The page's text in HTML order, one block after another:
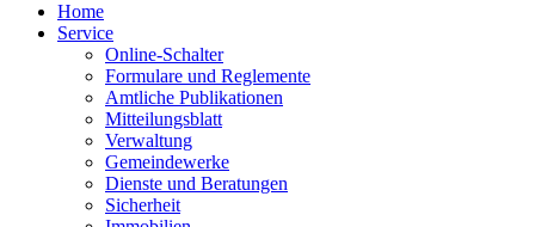
Home
Service
Online-Schalter
Formulare und Reglemente
Amtliche Publikationen
Mitteilungsblatt
Verwaltung
Gemeindewerke
Dienste und Beratungen
Sicherheit